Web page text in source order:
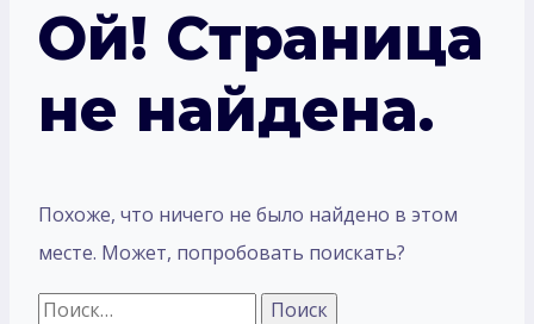
Ой! Страница
не найдена.
Похоже, что ничего не было найдено в этом
месте. Может, попробовать поискать?
Найти: